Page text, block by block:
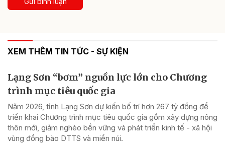
XEM THÊM TIN TỨC - SỰ KIỆN
Lạng Sơn “bơm” nguồn lực lớn cho Chương
trình mục tiêu quốc gia
Năm 2026, tỉnh Lạng Sơn dự kiến bố trí hơn 267 tỷ đồng để
triển khai Chương trình mục tiêu quốc gia gồm xây dựng nông
thôn mới, giảm nghèo bền vững và phát triển kinh tế - xã hội
vùng đồng bào DTTS và miền núi.